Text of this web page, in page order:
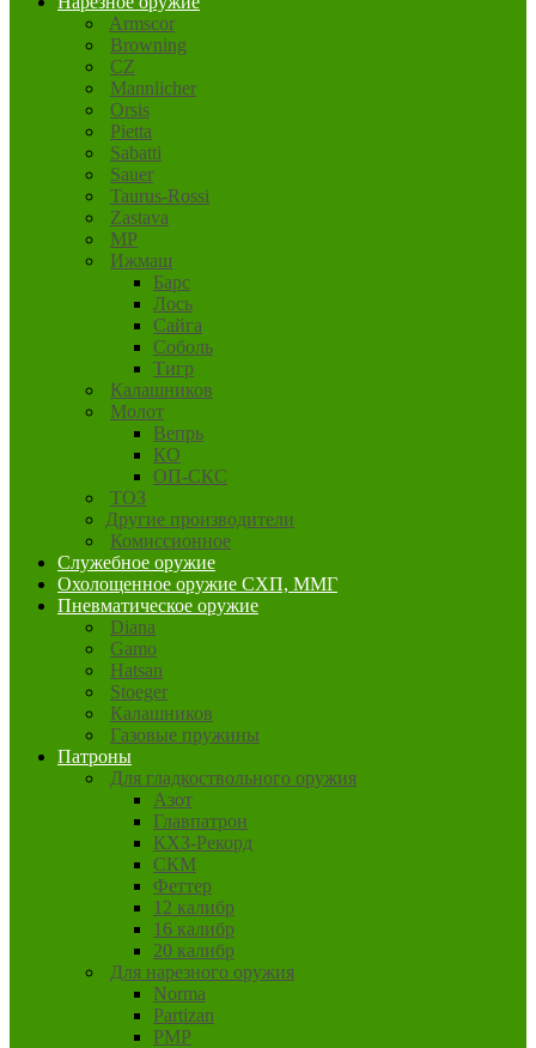
Armscor
Browning
CZ
Mannlicher
Orsis
Pietta
Sabatti
Sauer
Taurus-Rossi
Zastava
MP
Ижмаш
Барс
Лось
Сайга
Соболь
Тигр
Калашников
Молот
Вепрь
КО
ОП-СКС
ТОЗ
Другие производители
Комиссионное
Служебное оружие
Охолощенное оружие СХП, ММГ
Пневматическое оружие
Diana
Gamo
Hatsan
Stoeger
Калашников
Газовые пружины
Патроны
Для гладкоствольного оружия
Азот
Главпатрон
КХЗ-Рекорд
СКМ
Феттер
12 калибр
16 калибр
20 калибр
Для нарезного оружия
Norma
Partizan
PMP